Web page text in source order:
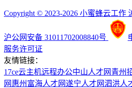
Copyright © 2023-2026 小蜜蜂云工作
沪公网安备 31011702008840号
服务许可证
友情链接：
17ce云主机远程办公中山人才网 青州
网 惠州富海人才网遂宁人才网泗洪人